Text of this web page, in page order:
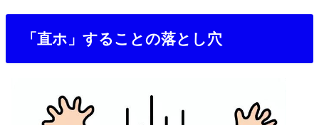
「直ホ」することの落とし穴